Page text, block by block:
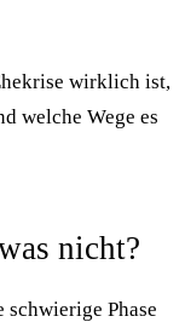
wirklich ist,
welche Wege es
nicht?
Phase